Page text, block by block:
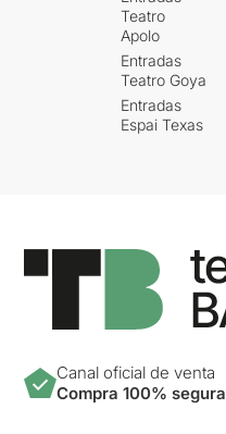
Teatro
Apolo
Entradas
Teatro Goya
Entradas
Espai Texas
Canal oficial de venta
Compra 100% segura